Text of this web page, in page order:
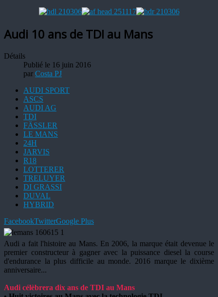
Audi 10 ans de TDI au Mans
Détails
Publié le 16 juin 2016
par Costa PJ
AUDI SPORT
ASCS
AUDI AG
TDI
FÄSSLER
LE MANS
24H
JARVIS
R18
LOTTERER
TRELUYER
DI GRASSI
DUVAL
HYBRID
FacebookTwitterGoogle Plus
Audi a fait l'histoire au Mans. En 2006, la marque était devenue le
premier constructeur à gagner avec la puissance diesel la course
d'endurance la plus difficile au monde. 2016 marque le dixième
anniversaire...
Audi célèbrera dix ans de TDI au Mans